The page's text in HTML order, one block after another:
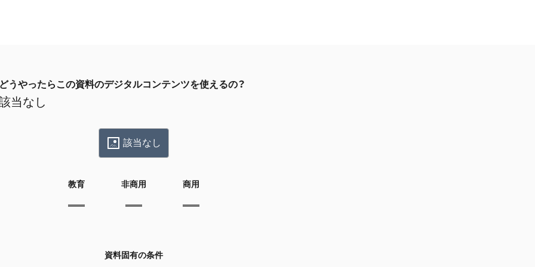
どうやったらこの資料のデジタルコンテンツを使えるの？
当なし
該当なし
教育 非商用 商用
資料固有の条件